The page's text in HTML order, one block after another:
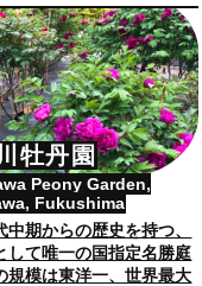
牡丹園
Peony Garden,
Fukushima
期からの歴史を持つ、
して唯一の国指定名勝庭
規模は東洋一、世界最大